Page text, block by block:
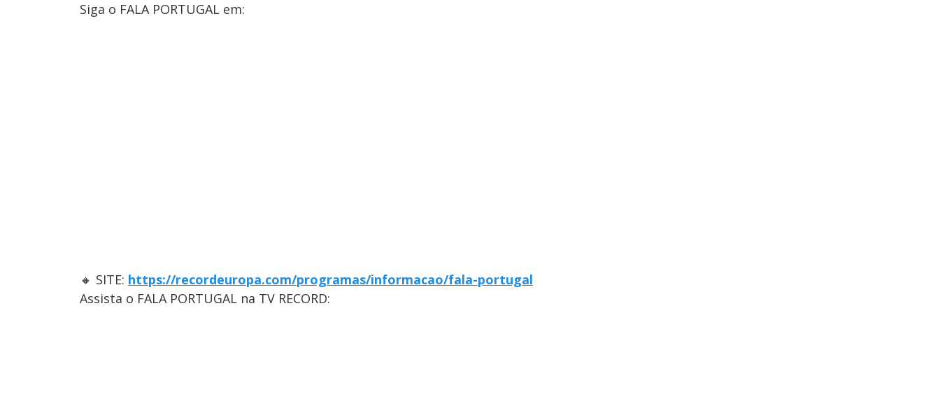
Siga o FALA PORTUGAL em:
🔸 SITE: https://recordeuropa.com/programas/informacao/fala-portugal
Assista o FALA PORTUGAL na TV RECORD: